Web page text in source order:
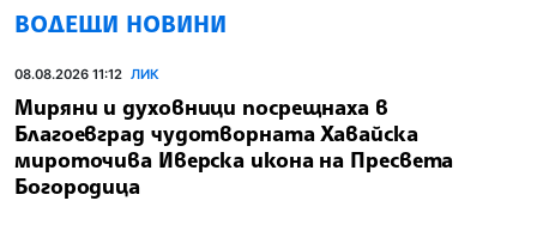
ВОДЕЩИ НОВИНИ
08.08.2026 11:12 ЛИК
Миряни и духовници посрещнаха в
Благоевград чудотворната Хавайска
мироточива Иверска икона на Пресвета
Богородица